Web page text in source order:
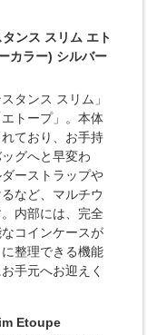
ンス スリム エト
カラー) シルバー
タンス スリム」
トープ」。本体
ており、お手持
グへと早変わ
ーストラップや
など、マルチウ
内部には、完全
コインケースが
整理できる機能
手元へお迎えく
Etoupe